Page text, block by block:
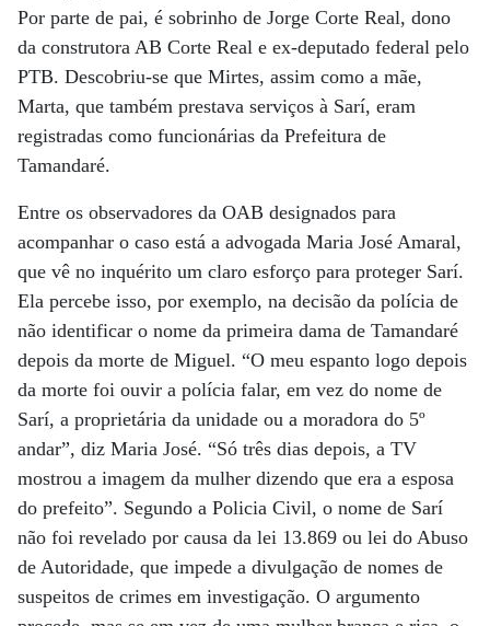
Por parte de pai, é sobrinho de Jorge Corte Real, dono
da construtora AB Corte Real e ex-deputado federal pelo
PTB. Descobriu-se que Mirtes, assim como a mãe,
Marta, que também prestava serviços à Sarí, eram
registradas como funcionárias da Prefeitura de
Tamandaré.
Entre os observadores da OAB designados para
acompanhar o caso está a advogada Maria José Amaral,
que vê no inquérito um claro esforço para proteger Sarí.
Ela percebe isso, por exemplo, na decisão da polícia de
não identificar o nome da primeira dama de Tamandaré
depois da morte de Miguel. “O meu espanto logo depois
da morte foi ouvir a polícia falar, em vez do nome de
Sarí, a proprietária da unidade ou a moradora do 5º
andar”, diz Maria José. “Só três dias depois, a TV
mostrou a imagem da mulher dizendo que era a esposa
do prefeito”. Segundo a Policia Civil, o nome de Sarí
não foi revelado por causa da lei 13.869 ou lei do Abuso
de Autoridade, que impede a divulgação de nomes de
suspeitos de crimes em investigação. O argumento